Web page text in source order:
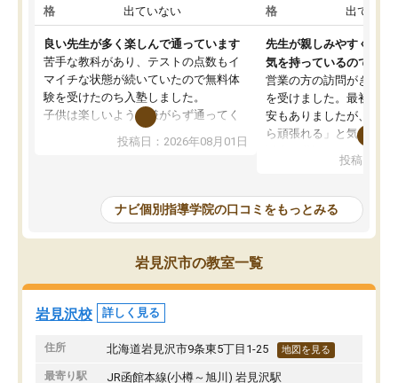
格
出ていない
良い先生が多く楽しんで通っています
苦手な教科があり、テストの点数もイ
マイチな状態が続いていたので無料体
験を受けたのち入塾しました。
子供は楽しいようで嫌がらず通ってく
先生は良い方が多く、いつも笑顔で対
教室は少し狭い印象なので夜の時間帯
など生徒さんが多い時間帯は手狭では
ないかな？と感じます。
また駅前にあるのでアクセスは良いで
すが駐車場がないのでお迎えの際に近
隣のコインパーキングを利用または路
上駐車をするしかない点が少し不便で
投稿日：2026年08月01日
格
出ていな
先生が親しみやすく勉強
気を持っているので安心
営業の方の訪問がきっか
を受けました。最初は続
安もありましたが、子ど
ら頑張れる」と気に入り
ても分かりやすく、学
方を丁寧に教えてくださ
が深まっていると感じま
熱心で、一人ひとりの苦
前より勉強に前向きに取
りたいと思える塾です。
投稿日：
ナビ個別指導学院の口コミをもっとみる
岩見沢市の教室一覧
岩見沢校 詳しく見る
住所 北海道岩見沢市9条東5丁目1-25 地図を見る
最寄り駅 JR函館本線(小樽～旭川) 岩見沢駅